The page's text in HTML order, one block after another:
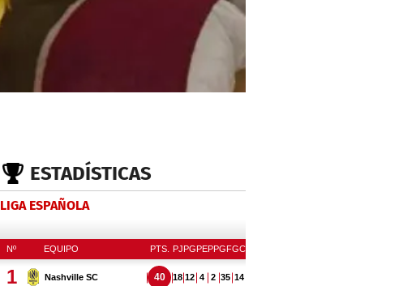
ESTADÍSTICAS
LIGA ESPAÑOLA